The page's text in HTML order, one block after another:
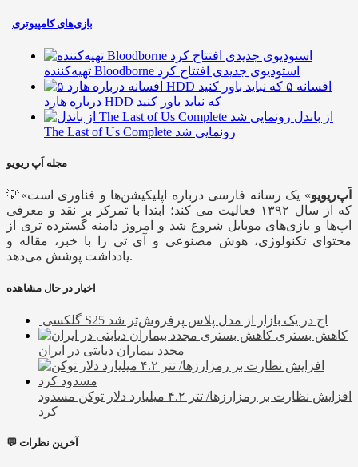
بازی‌های کامپیوتری
تهیه‌کننده Bloodborne استودیوی جدیدی افتتاح کرد
۵ افسانه
درباره هارد HDD که نباید باور کنید
از باندل
The Last of Us Complete رونمایی شد
مجله اَپ ریویو
💡« اَپ‌ریویو» یک رسانه فارسی درباره اپلیکیشن‌ها و فناوری است
که از سال ۱۳۹۲ فعالیت می کند؛ ابتدا با تمرکز بر نقد و معرفی
اپ‌ها و بازی‌های موبایل شروع شد و امروز دامنه گسترده تری از
محتوای تکنولوژی، هوش مصنوعی و آی تی را با خبر، مقاله و
یادداشت پوشش می‌دهد.
اخبار در حال مشاهده
گلکسی S25 اج در یک بازار از مدل پلاس پرفروش‌تر شد
کاهش بستری
مجدد بیماران دیابتی در ایران
افزایش نظارت بر رمزارزها/ تتر ۴.۲ میلیارد دلار توکن مسدود
کرد
💬 آخرین نظرات